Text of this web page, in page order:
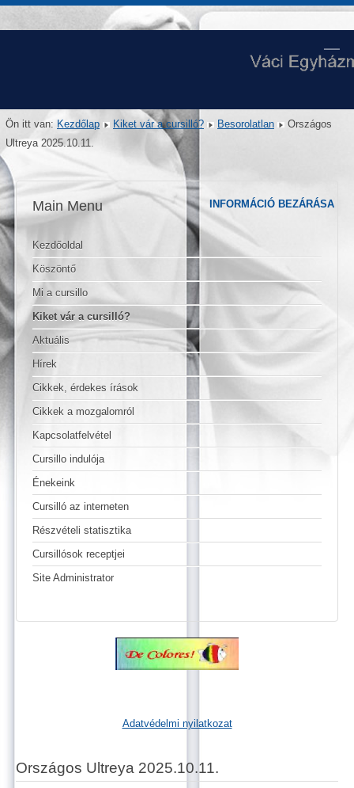
Ön itt van: Kezdőlap Kiket vár a cursilló? Besorolatlan
Országos
Ultreya 2025.10.11.
Main Menu
Kezdőoldal
Köszöntő
Mi a cursillo
Kiket vár a cursilló?
Aktuális
Hírek
Cikkek, érdekes írások
Cikkek a mozgalomról
Kapcsolatfelvétel
Cursillo indulója
Énekeink
Cursilló az interneten
Részvételi statisztika
Cursillósok receptjei
Site Administrator
Adatvédelmi nyilatkozat
Országos Ultreya 2025.10.11.
INFORMÁCIÓ BEZÁRÁSA